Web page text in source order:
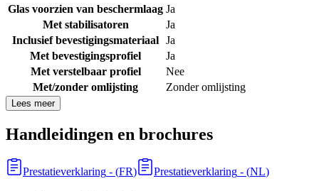
Glas voorzien van beschermlaag Ja
Met stabilisatoren
Ja
Inclusief bevestigingsmateriaal Ja
Met bevestigingsprofiel
Ja
Met verstelbaar profiel
Nee
Met/zonder omlijsting
Zonder omlijsting
Lees meer
Handleidingen en brochures
Prestatieverklaring - (FR) Prestatieverklaring - (NL)